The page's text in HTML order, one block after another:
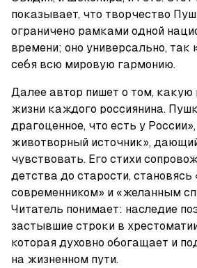
показывает, что творчество
ограничено рамками одной
времени; оно универсально, так
себя всю мировую гармонию.
Далее автор пишет о том, какую
жизни каждого россиянина.
драгоценное, что есть у
животворный источник»,
чувствовать. Его стихи
детства до старости,
современником» и «желанным
Читатель понимает: наследие
застывшие строки в
которая духовно обогащает и
на жизненном пути.